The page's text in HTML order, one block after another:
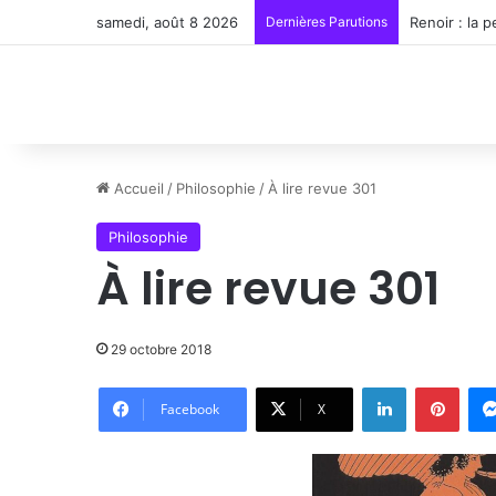
samedi, août 8 2026 Dernières Parutions Renoir : la
Accueil / Philosophie / À lire revue 301
Philosophie
À lire revue 301
29 octobre 2018
Facebook X
Linkedin